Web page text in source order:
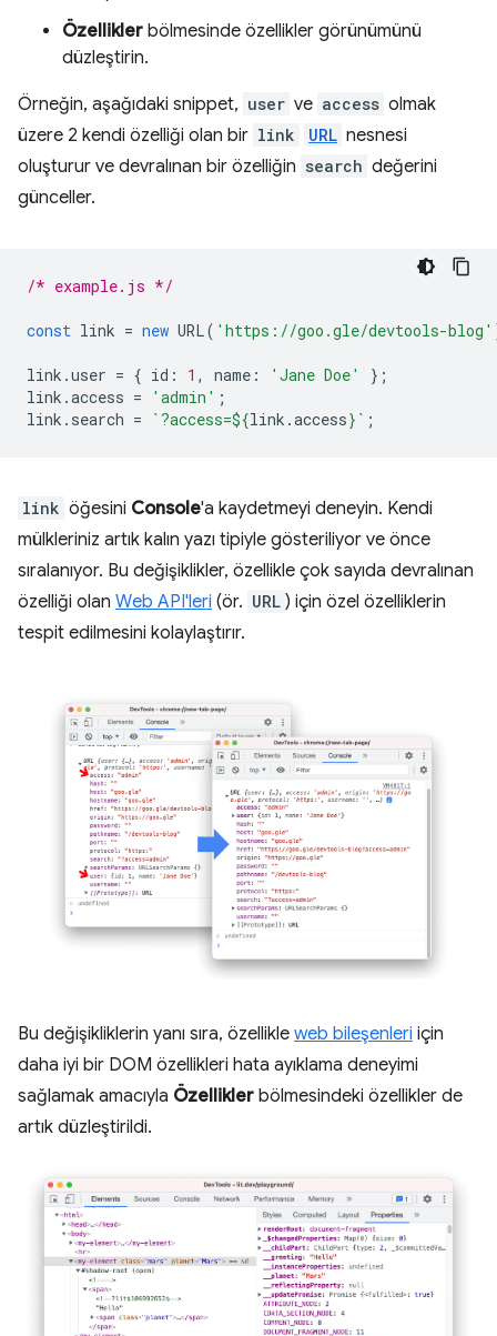
Özellikler bölmesinde özellikler görünümünü
düzleştirin.
Örneğin, aşağıdaki snippet, user ve access olmak
üzere 2 kendi özelliği olan bir link URL nesnesi
oluşturur ve devralınan bir özelliğin search değerini
günceller.
/* example.js */
const link = new URL( 'https://goo.gle/devtools-blog'
link .user = { id : 1 , name : 'Jane Doe'
};
link .access = 'admin' ;
link . search = `?access=${link .access} ` ;
link öğesini Console'a kaydetmeyi deneyin. Kendi
mülkleriniz artık kalın yazı tipiyle gösteriliyor ve önce
sıralanıyor. Bu değişiklikler, özellikle çok sayıda devralınan
özelliği olan Web API'leri (ör. URL ) için özel özelliklerin
tespit edilmesini kolaylaştırır.
Bu değişikliklerin yanı sıra, özellikle web bileşenleri için
daha iyi bir DOM özellikleri hata ayıklama deneyimi
sağlamak amacıyla Özellikler bölmesindeki özellikler de
artık düzleştirildi.